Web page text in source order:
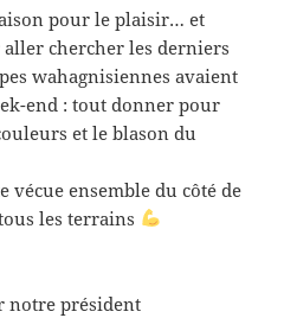
pour le plaisir… et
chercher les derniers
wahagnisiennes avaient
end : tout donner pour
et le blason du
ensemble du côté de
les terrains
notre président